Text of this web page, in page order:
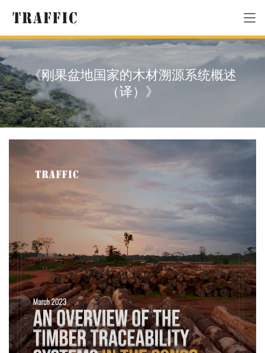
《刚果盆地国家的木材溯源系统概述
（译）》